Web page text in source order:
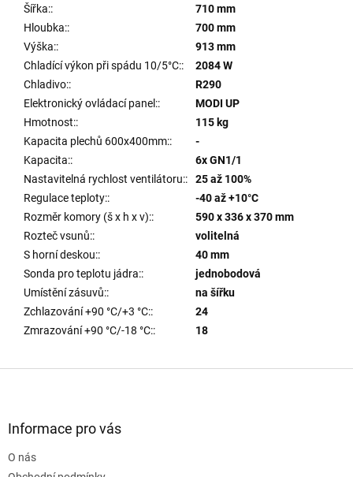
Šířka::
710 mm
Hloubka::
700 mm
Výška::
913 mm
Chladící výkon při spádu 10/5°C::
2084 W
Chladivo::
R290
Elektronický ovládací panel::
MODI UP
Hmotnost::
115 kg
Kapacita plechů 600x400mm::
-
Kapacita::
6x GN1/1
Nastavitelná rychlost ventilátoru::
25 až 100%
Regulace teploty::
-40 až +10°C
Rozměr komory (š x h x v)::
590 x 336 x 370 mm
Rozteč vsunů::
volitelná
S horní deskou::
40 mm
Sonda pro teplotu jádra::
jednobodová
Umístění zásuvů::
na šířku
Zchlazování +90 °C/+3 °C::
24
Zmrazování +90 °C/-18 °C:: 18
Informace pro vás
O nás